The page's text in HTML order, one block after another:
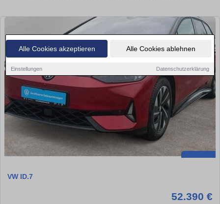
Alle Cookies akzeptieren Alle Cookies ablehnen
Einstellungen Datenschutzerklärung
VW ID.7
52.390 €